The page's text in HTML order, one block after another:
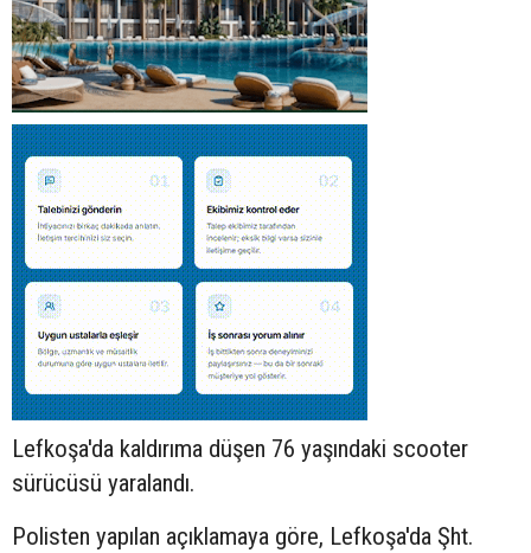
Lefkoşa'da kaldırıma düşen 76 yaşındaki scooter
sürücüsü yaralandı.
Polisten yapılan açıklamaya göre, Lefkoşa'da Şht.